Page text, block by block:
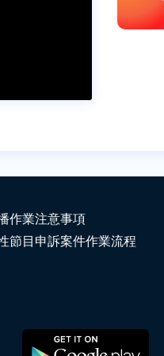
作業注意事項
節目申訴案件作業流程